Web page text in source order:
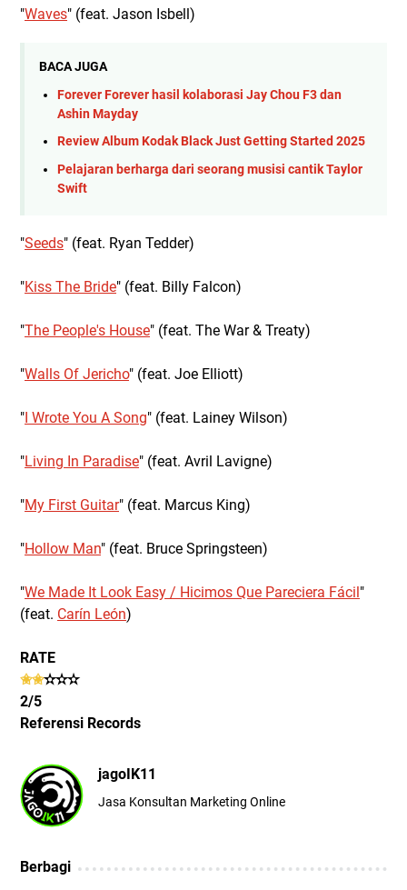
"Waves" (feat. Jason Isbell)
BACA JUGA
Forever Forever hasil kolaborasi Jay Chou F3 dan
Ashin Mayday
Review Album Kodak Black Just Getting Started 2025
Pelajaran berharga dari seorang musisi cantik Taylor
Swift
"Seeds" (feat. Ryan Tedder)
"Kiss The Bride" (feat. Billy Falcon)
"The People's House" (feat. The War & Treaty)
"Walls Of Jericho" (feat. Joe Elliott)
" I Wrote You A Song" (feat. Lainey Wilson)
"Living In Paradise" (feat. Avril Lavigne)
"My First Guitar" (feat. Marcus King)
"Hollow Man" (feat. Bruce Springsteen)
"We Made It Look Easy / Hicimos Que Pareciera Fácil "
(feat. Carín León)
RATE
✬✬✫✫✫
2/5
Referensi Records
jagoIK11
Jasa Konsultan Marketing Online
Berbagi